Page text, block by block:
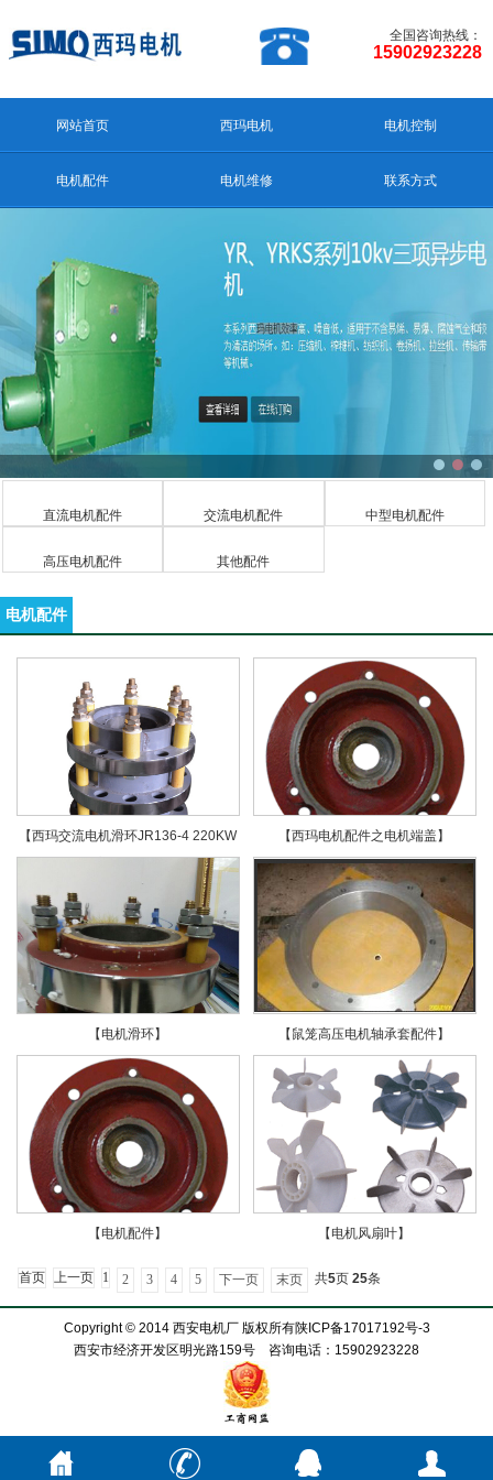
全国咨询热线：
15902923228
网站首页 西玛电机 电机控制
电机配件 电机维修 联系方式
直流电机配件 交流电机配件 中型电机配件
高压电机配件 其他配件
电机配件
【西玛交流电机滑环JR136-4 220KW
【西玛电机配件之电机端盖】
【电机滑环】 【鼠笼高压电机轴承套配件】
【电机配件】 【电机风扇叶】
首页 上一页 1 2 3 4 5 下一页 末页 共5页 25条
Copyright © 2014 西安电机厂 版权所有陕ICP备17017192号-3
西安市经济开发区明光路159号 咨询电话：15902923228